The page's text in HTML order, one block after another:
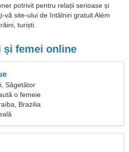
potrivit pentru relații serioase și
vă site-ului de întâlniri gratuit Além
turiști.
și femei online
Săgetător
o femeie
Brazilia